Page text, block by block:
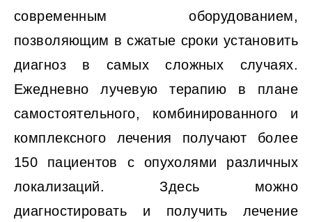
современным оборудованием,
позволяющим в сжатые сроки установить
диагноз в самых сложных случаях.
Ежедневно лучевую терапию в плане
самостоятельного, комбинированного и
комплексного лечения получают более
150 пациентов с опухолями различных
локализаций. Здесь можно
диагностировать и получить лечение